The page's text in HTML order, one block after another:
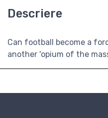
Descriere
Can football become a
another 'opium of the